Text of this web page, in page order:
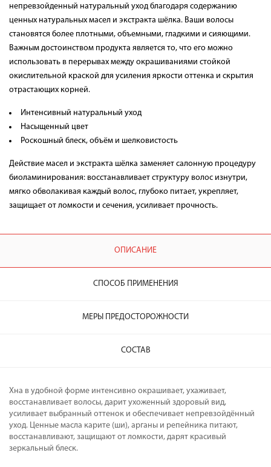
непревзойденный натуральный уход благодаря содержанию
ценных натуральных масел и экстракта шёлка. Ваши волосы
становятся более плотными, объемными, гладкими и сияющими.
Важным достоинством продукта является то, что его можно
использовать в перерывах между окрашиваниями стойкой
окислительной краской для усиления яркости оттенка и скрытия
отрастающих корней.
Интенсивный натуральный уход
Насыщенный цвет
Роскошный блеск, объём и шелковистость
Действие масел и экстракта шёлка заменяет салонную процедуру
биоламинирования: восстанавливает структуру волос изнутри,
мягко обволакивая каждый волос, глубоко питает, укрепляет,
защищает от ломкости и сечения, усиливает прочность.
ОПИСАНИЕ
СПОСОБ ПРИМЕНЕНИЯ
МЕРЫ ПРЕДОСТОРОЖНОСТИ
СОСТАВ
Хна в удобной форме интенсивно окрашивает, ухаживает,
восстанавливает волосы, дарит ухоженный здоровый вид,
усиливает выбранный оттенок и обеспечивает непревзойдённый
уход. Ценные масла карите (ши), арганы и репейника питают,
восстанавливают, защищают от ломкости, дарят красивый
зеркальный блеск.